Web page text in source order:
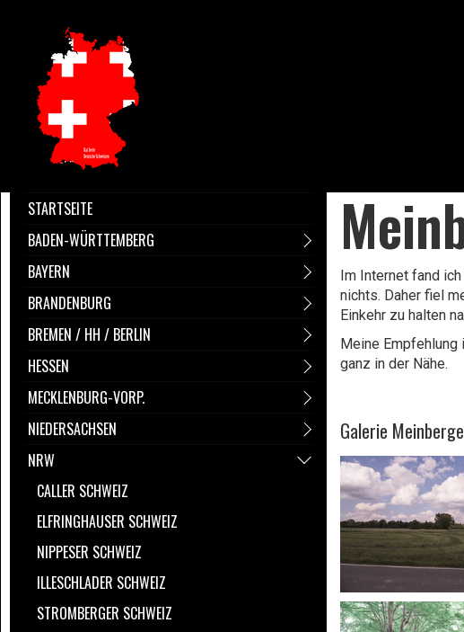
STARTSEITE
BADEN-WÜRTTEMBERG
BAYERN
BRANDENBURG
BREMEN / HH / BERLIN
HESSEN
MECKLENBURG-VORP.
NIEDERSACHSEN
NRW
CALLER SCHWEIZ
ELFRINGHAUSER SCHWEIZ
NIPPESER SCHWEIZ
ILLESCHLADER SCHWEIZ
STROMBERGER SCHWEIZ
Im Internet fand
nichts. Daher fiel
Einkehr zu halten
Meine
ganz in der Nähe.
Galerie